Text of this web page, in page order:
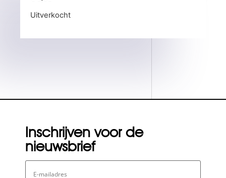
Uitverkocht
Inschrijven voor de
nieuwsbrief
E-
mailadres